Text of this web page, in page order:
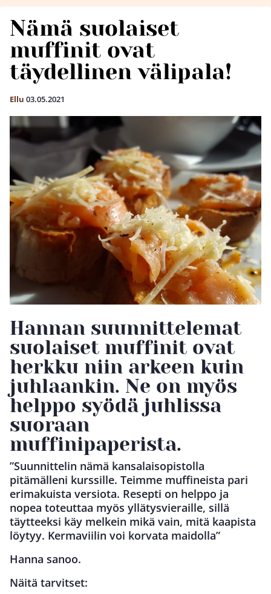
Nämä suolaiset
muffinit ovat
täydellinen välipala!
Ellu 03.05.2021
Hannan suunnittelemat
suolaiset muffinit ovat
herkku niin arkeen kuin
juhlaankin. Ne on myös
helppo syödä juhlissa
suoraan
muffinipaperista.
”Suunnittelin nämä kansalaisopistolla
pitämälleni kurssille. Teimme muffineista pari
erimakuista versiota. Resepti on helppo ja
nopea toteuttaa myös yllätysvieraille, sillä
täytteeksi käy melkein mikä vain, mitä kaapista
löytyy. Kermaviilin voi korvata maidolla”
Hanna sanoo.
Näitä tarvitset: